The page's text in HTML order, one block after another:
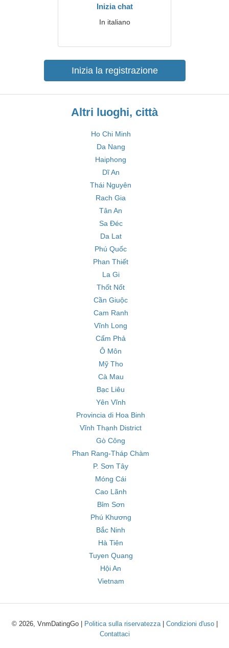
Inizia chat
In italiano
Inizia la registrazione
Altri luoghi, città
Ho Chi Minh
Da Nang
Haiphong
Dĩ An
Thái Nguyên
Rach Gia
Tân An
Sa Đéc
Da Lat
Phú Quốc
Phan Thiết
La Gi
Thốt Nốt
Cần Giuộc
Cam Ranh
Vĩnh Long
Cẩm Phả
Ô Môn
Mỹ Tho
Cà Mau
Bạc Liêu
Yên Vĩnh
Provincia di Hoa Binh
Vĩnh Thạnh District
Gò Công
Phan Rang-Tháp Chàm
P. Sơn Tây
Móng Cái
Cao Lãnh
Bỉm Sơn
Phú Khương
Bắc Ninh
Hà Tiên
Tuyen Quang
Hội An
Vietnam
© 2026, VnmDatingGo | Politica sulla riservatezza| Condizioni d'uso|
Contattaci